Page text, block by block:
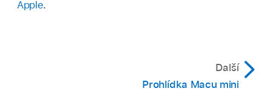
Apple.
Další
Prohlídka Macu mini